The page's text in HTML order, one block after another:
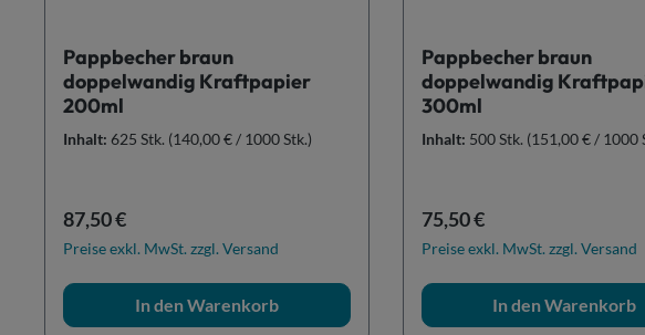
Pappbecher braun
doppelwandig Kraftpapier
200ml
Inhalt: 625 Stk. (140,00 € / 1000 Stk.)
Regulärer Preis:
87,50 €
Preise exkl. MwSt. zzgl. Versand
In den Warenkorb
Pappbecher braun
doppelwandig
300ml
Inhalt: 500 Stk. (151,00 € / 1000
Regulärer Preis:
75,50 €
Preise exkl. MwSt. zzgl. Versand
In den Warenkorb